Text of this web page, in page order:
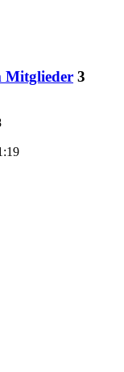
Mitglieder 3